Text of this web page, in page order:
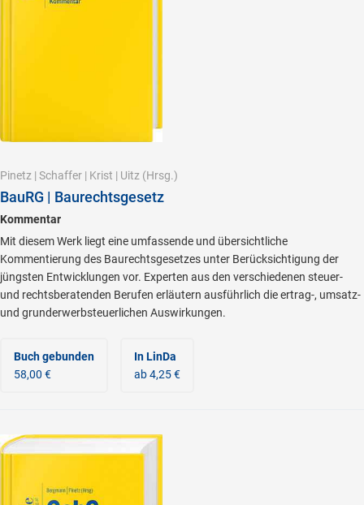
Pinetz | Schaffer | Krist | Uitz (Hrsg.)
BauRG | Baurechtsgesetz
Kommentar
Mit diesem Werk liegt eine umfassende und übersichtliche
Kommentierung des Baurechtsgesetzes unter Berücksichtigung der
jüngsten Entwicklungen vor. Experten aus den verschiedenen steuer-
und rechtsberatenden Berufen erläutern ausführlich die ertrag-, umsatz-
und grunderwerbsteuerlichen Auswirkungen.
Buch gebunden
58,00 €
In LinDa
ab 4,25 €